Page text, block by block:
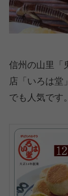
信州の山里「
店「いろは堂
でも人気です。